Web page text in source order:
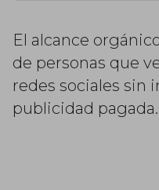
El alcance
de personas que
redes sociales sin
publicidad pagada.